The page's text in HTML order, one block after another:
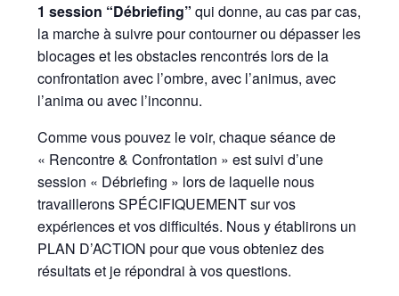
1 session “Débriefing” qui donne, au cas par cas,
la marche à suivre pour contourner ou dépasser les
blocages et les obstacles rencontrés lors de la
confrontation avec l’ombre, avec l’animus, avec
l’anima ou avec l’inconnu.
Comme vous pouvez le voir, chaque séance de
« Rencontre & Confrontation » est suivi d’une
session « Débriefing » lors de laquelle nous
travaillerons SPÉCIFIQUEMENT sur vos
expériences et vos difficultés. Nous y établirons un
PLAN D’ACTION pour que vous obteniez des
résultats et je répondrai à vos questions.